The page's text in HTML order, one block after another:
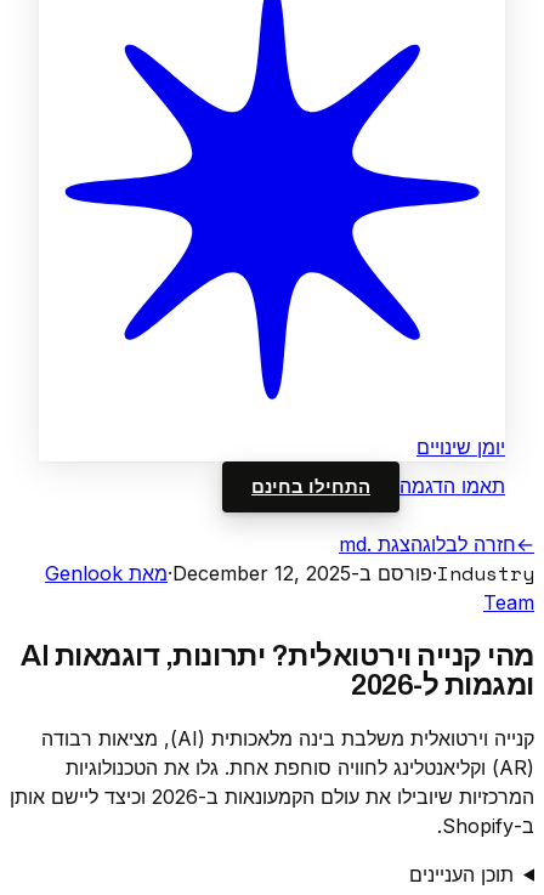
יומן שינויים
תאמו הדגמה
התחילו בחינם
←חזרה לבלוגהצגת .md
Industry
·פורסם ב-December 12, 2025 ·
מאת Genlook
Team
מהי קנייה וירטואלית? יתרונות, דוגמאות AI
ומגמות ל-2026
קנייה וירטואלית משלבת בינה מלאכותית (AI), מציאות רבודה
(AR) וקליאנטלינג לחוויה סוחפת אחת. גלו את הטכנולוגיות
המרכזיות שיובילו את עולם הקמעונאות ב-2026 וכיצד ליישם אותן
ב-Shopify.
תוכן העניינים